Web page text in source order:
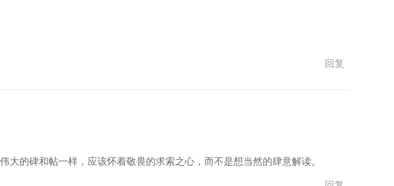
回复
的碑和帖一样，应该怀着敬畏的求索之心，而不是想当然的肆意解读。